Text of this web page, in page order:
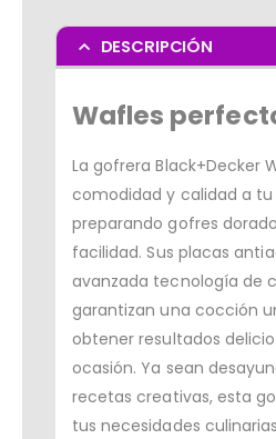
DESCRIPCIÓN
Wafles
La gofrera Black+Decker
comodidad y calidad a
preparando gofres
facilidad. Sus placas
avanzada tecnología de
garantizan una cocción
obtener resultados
ocasión. Ya sean
recetas creativas, esta
tus necesidades